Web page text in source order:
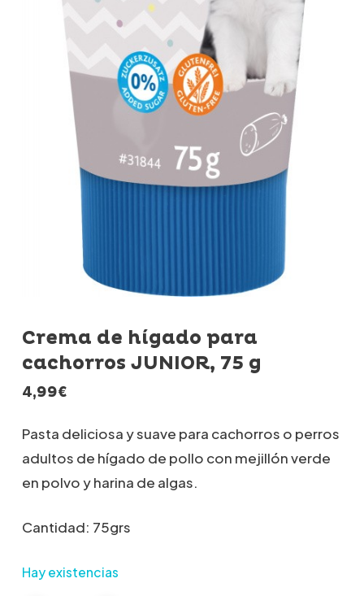
Crema de hígado para
cachorros JUNIOR, 75 g
4,99€
Pasta deliciosa y suave para cachorros o perros
adultos de hígado de pollo con mejillón verde
en polvo y harina de algas.
Cantidad: 75grs
Hay existencias